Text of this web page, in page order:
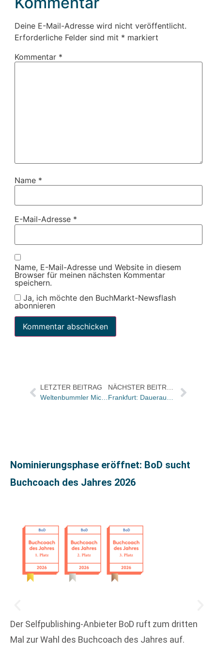
Deine E-Mail-Adresse wird nicht veröffentlicht.
Erforderliche Felder sind mit * markiert
Kommentar *
Name *
E-Mail-Adresse *
Name, E-Mail-Adresse und Website in diesem
Browser für meinen nächsten Kommentar
speichern.
Ja, ich möchte den BuchMarkt-Newsflash
abonnieren
LETZTER BEITRAG
Weltenbummler Michael Hugentobler über sein Roman-Debüt und seine Reise-Leidenschaft, die ihn zum Schreiben brachte
NÄCHSTER BEITRAG
Frankfurt: Dauerausstellung des Deutschen Exilarchivs 1933–1945 eröffnet
Nominierungsphase eröffnet: BoD sucht
Buchcoach des Jahres 2026
Der Selfpublishing-Anbieter BoD ruft zum dritten
Mal zur Wahl des Buchcoach des Jahres auf.